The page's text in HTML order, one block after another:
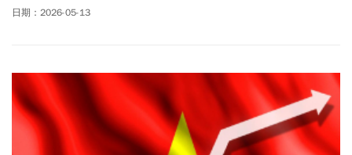
調薪20%，也同步加碼喊出提高新鮮人起薪，且表現優異者，工作2
日期：2026-05-13